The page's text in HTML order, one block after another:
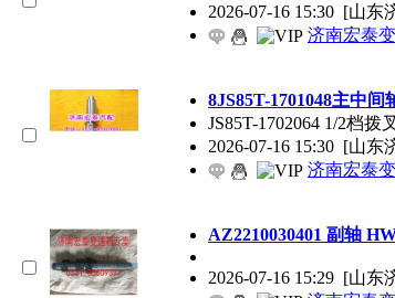
2026-07-16 15:30 [山东
济南宏泰
8JS85T-1701048主中
JS85T-1702064 1/2档拨
2026-07-16 15:30 [山东
济南宏泰
AZ2210030401 副轴
2026-07-16 15:29 [山东